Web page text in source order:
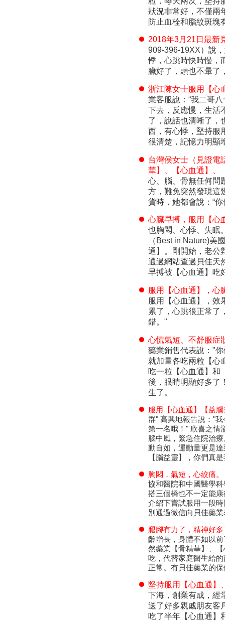
狀況非常好，不僅兩
防止血栓和脂紋斑塊
2018年3月21日最新
909-396-19XX）說
悸，心跳時快時慢，
臟好了，頭也不暈了
浙江陳女士服用【心
業客服說：“我二哥
下去，反應慢，生活
了，說話也清晰了，
西，有心悸，堅持服
很清楚，記憶力明顯
台灣侯女士（見證電
華】、【心血通】、
心、腦、骨無任何問
方，難免突然發現這
貨時，她都會說：“
心臟早搏，服用【心
也胸悶、心悸、失眠
（Best in Nature)美
通】。剛開始，老公
通過網站查過貝佳天
早搏被【心血通】吃
服用【心血通】，心
服用【心血通】，效
累了，心跳很正常了
錯。"
心慌氣短、不舒服症
藥業銷售代表說："
就加量各吃兩粒【心
吃一粒【心血通】和
後，眼睛明顯好多了
生了。
服用【心血通】【益
群" 高興地報告說："
第一名哦！" 欣喜之情
腦中風，緊急住院治
動自如，運動量更是
【腦益靈】，你們真
胸悶，氣短，心絞痛。
協和醫院和中國醫學
搭三個橋也不一定能
介紹下嘗試服用一段
別通過微信向貝佳藥
腿腳有力了，精神好
齡增長，身體不如以
然藥業【骨精華】、
吃，代替家庭醫生給
正常。有貝佳藥業的
堅持服用【心血通】
下海，創業有成，經
送了好多親戚朋友客
吃了半年【心血通】